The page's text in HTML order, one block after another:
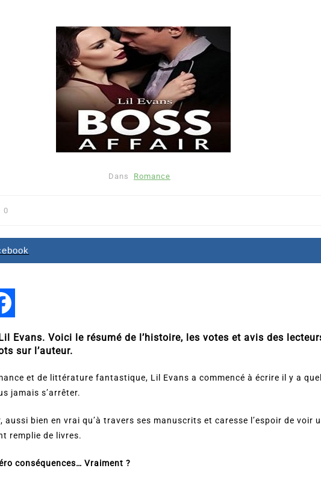
Dans Romance
0
Evans. Voici le résumé de l’histoire, les votes et avis des
sur l’auteur.
et de littérature fantastique, Lil Evans a commencé à écrire il y a
jamais s’arrêter.
aussi bien en vrai qu’à travers ses manuscrits et caresse l’espoir de voir
remplie de livres.
conséquences… Vraiment ?
Romance
sentimentale
Dans Thriller
Le coupable n’est pas